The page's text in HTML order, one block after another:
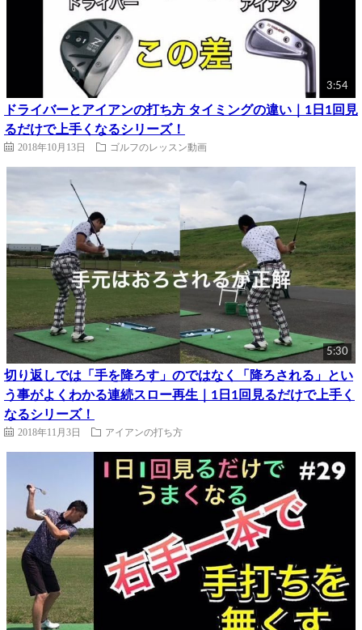
3:54
ドライバーとアイアンの打ち方 タイミングの違い｜1日1回見
るだけで上手くなるシリーズ！
2018年10月13日 ゴルフのレッスン動画
5:30
切り返しでは「手を降ろす」のではなく「降ろされる」とい
う事がよくわかる連続スロー再生｜1日1回見るだけで上手く
なるシリーズ！
2018年11月3日 アイアンの打ち方